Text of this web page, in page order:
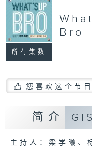
所有集数
Bro
您喜欢这个节
简介
主持人：梁学曦、